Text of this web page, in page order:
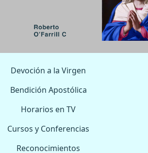
Devoción a la Virgen
Bendición Apostólica
Horarios en TV
Cursos y Conferencias
Reconocimientos